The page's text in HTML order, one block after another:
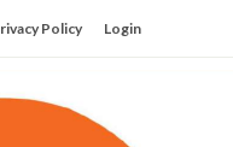
Policy Login